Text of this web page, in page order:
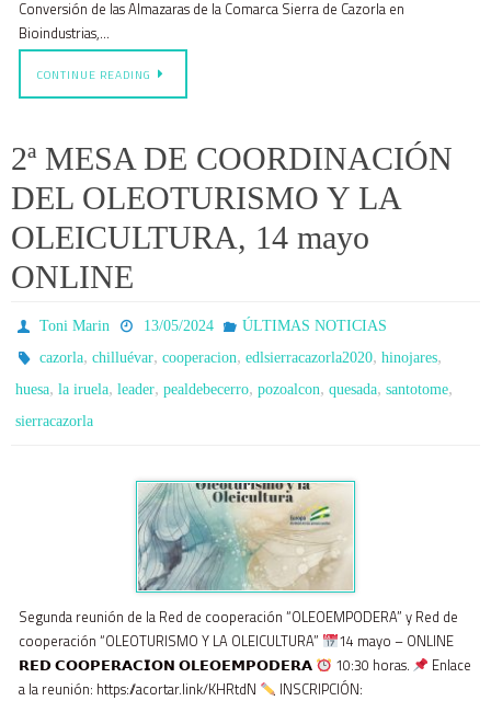
Conversión de las Almazaras de la Comarca Sierra de Cazorla en
Bioindustrias,…
CONTINUE READING
2ª MESA DE COORDINACIÓN
DEL OLEOTURISMO Y LA
OLEICULTURA, 14 mayo
ONLINE
Toni Marin 13/05/2024
ÚLTIMAS NOTICIAS
cazorla,chilluévar,cooperacion,edlsierracazorla2020,hinojares,
huesa, la iruela, leader, pealdebecerro, pozoalcon, quesada, santotome,
sierracazorla
Segunda reunión de la Red de cooperación “OLEOEMPODERA” y Red de
cooperación “OLEOTURISMO Y LA OLEICULTURA”
14 mayo – ONLINE
𝗥𝗘𝗗 𝗖𝗢𝗢𝗣𝗘𝗥𝗔𝗖𝗜𝗢𝗡 𝗢𝗟𝗘𝗢𝗘𝗠𝗣𝗢𝗗𝗘𝗥𝗔
10:30 horas.
Enlace
a la reunión: https://acortar.link/KHRtdN
INSCRIPCIÓN: